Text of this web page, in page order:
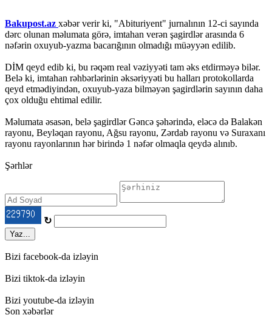
Bakupost.az xəbər verir ki, "Abituriyent" jurnalının 12-ci sayında
dərc olunan məlumata görə, imtahan verən şagirdlər arasında 6
nəfərin oxuyub-yazma bacarığının olmadığı müəyyən edilib.
DİM qeyd edib ki, bu rəqəm real vəziyyəti tam əks etdirməyə bilər.
Belə ki, imtahan rəhbərlərinin əksəriyyəti bu halları protokollarda
qeyd etmədiyindən, oxuyub-yaza bilməyən şagirdlərin sayının daha
çox olduğu ehtimal edilir.
Məlumata əsasən, belə şagirdlər Gəncə şəhərində, eləcə də Balakən
rayonu, Beyləqan rayonu, Ağsu rayonu, Zərdab rayonu və Suraxanı
rayonu rayonlarının hər birində 1 nəfər olmaqla qeydə alınıb.
Şərhlər
↻
Yaz...
Bizi facebook-da izləyin
Bizi tiktok-da izləyin
Bizi youtube-da izləyin
Son xəbərlər